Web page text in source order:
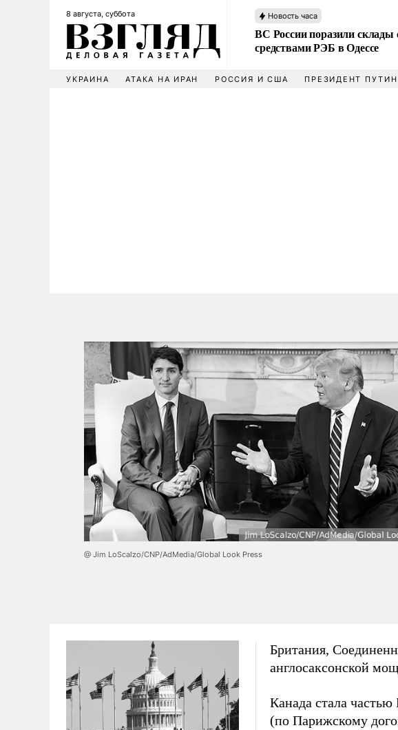
8 августа, суббота Новость часа
ВС России поразили склады
средствами РЭБ в Одессе
УКРАИНА АТАКА НА ИРАН РОССИЯ И США ПРЕЗИДЕНТ ПУТИН
@ Jim LoScalzo/CNP/AdMedia/Global Look Press
Британия,
англосаксонской
Канада стала
(по Парижскому